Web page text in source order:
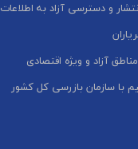
و دسترسی آزاد به اطلاعات
آزاد و ویژه اقتصادی
با سازمان بازرسی کل کشور